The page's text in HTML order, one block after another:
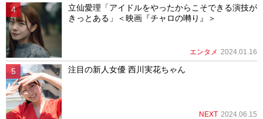
立仙愛理「アイドルをやったからこそできる演技が
きっとある」＜映画『チャロの囀り』＞
エンタメ 2024.01.16
注目の新人女優 西川実花ちゃん
NEXT 2024.06.15